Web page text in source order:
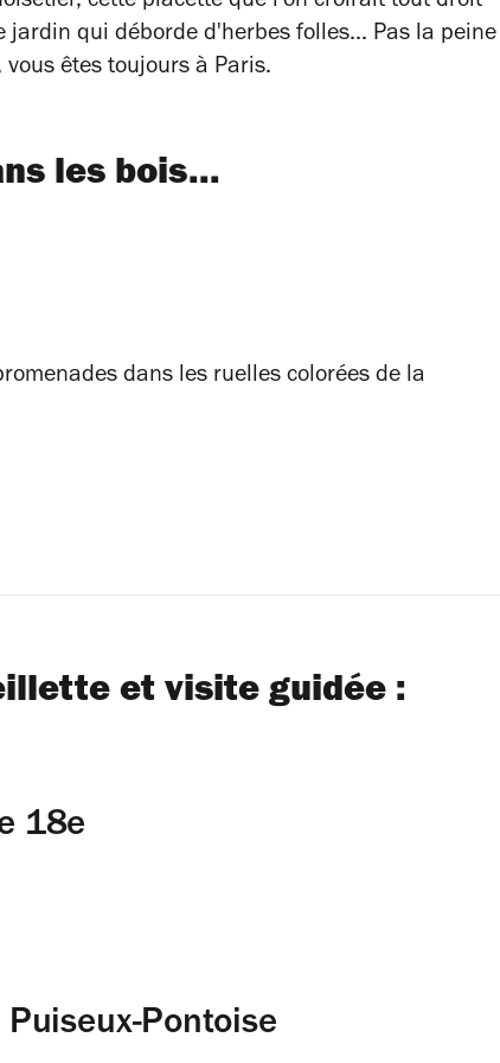
jardin qui déborde d'herbes folles... Pas la peine
êtes toujours à Paris.
les bois...
dans les ruelles colorées de la
et visite guidée :
18e
Pontoise